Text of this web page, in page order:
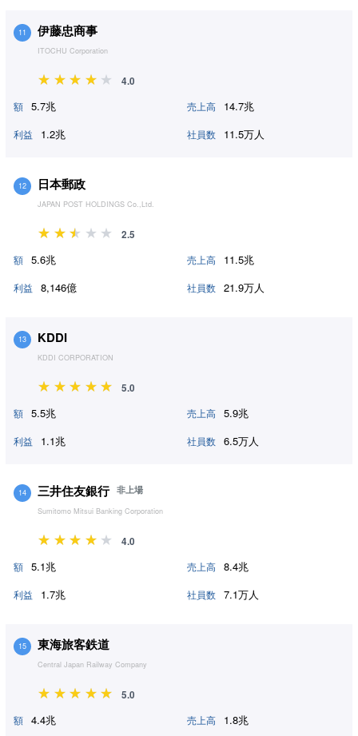
11 伊藤忠商事
ITOCHU Corporation
4.0
額 5.7兆 売上高 14.7兆
利益 1.2兆 社員数 11.5万人
12 日本郵政
JAPAN POST HOLDINGS Co.,Ltd.
2.5
額 5.6兆 売上高 11.5兆
利益 8,146億 社員数 21.9万人
13 KDDI
KDDI CORPORATION
5.0
額 5.5兆 売上高 5.9兆
利益 1.1兆 社員数 6.5万人
14 三井住友銀行 非上場
Sumitomo Mitsui Banking Corporation
4.0
額 5.1兆 売上高 8.4兆
利益 1.7兆 社員数 7.1万人
15 東海旅客鉄道
Central Japan Railway Company
5.0
額 4.4兆 売上高 1.8兆